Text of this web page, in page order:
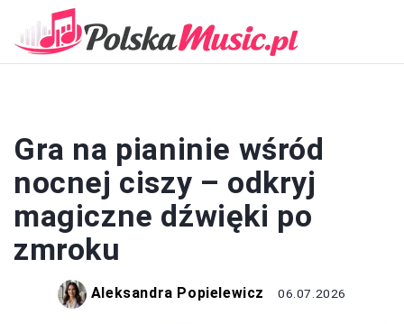
Gra na pianinie wśród
nocnej ciszy – odkryj
magiczne dźwięki po
zmroku
Aleksandra Popielewicz 06.07.2026